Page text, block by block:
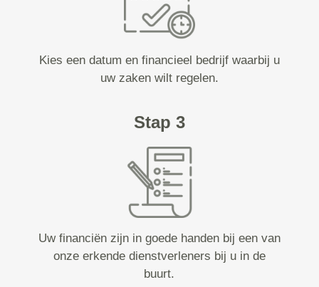
Kies een datum en financieel bedrijf waarbij u
uw zaken wilt regelen.
Stap 3
Uw financiën zijn in goede handen bij een van
onze erkende dienstverleners bij u in de
buurt.